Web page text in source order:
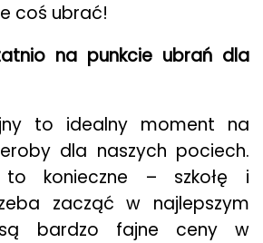
coś ubrać!
na punkcie ubrań dla
to idealny moment na
dla naszych pociech.
konieczne – szkołę i
zacząć w najlepszym
bardzo fajne ceny w